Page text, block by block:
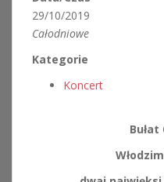
29/10/2019
Całodniowe
Kategorie
Koncert